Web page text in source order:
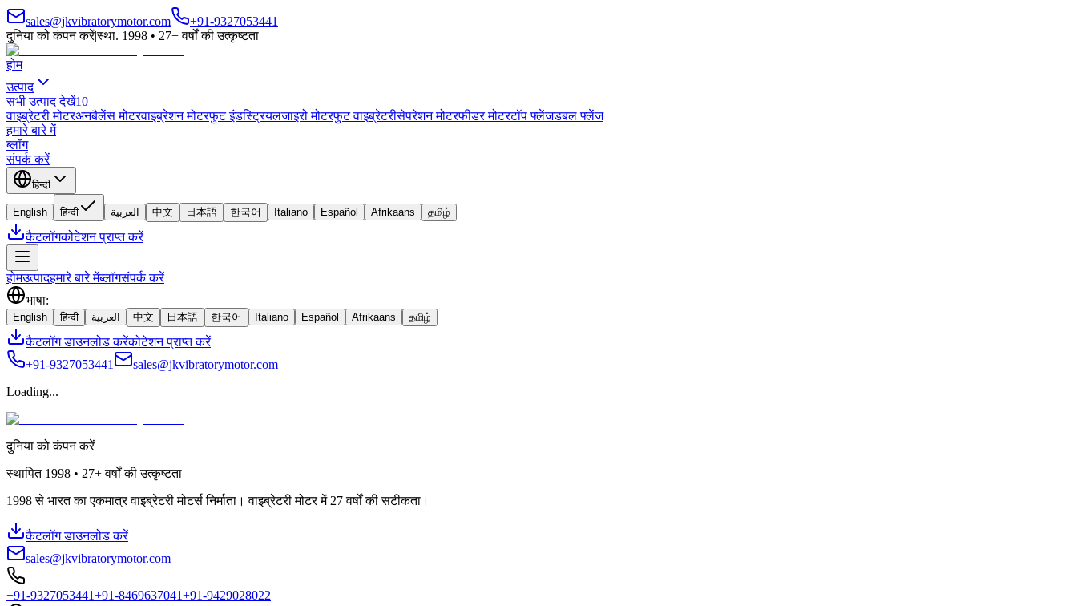
sales@jkvibratorymotor.com
+91-9327053441
दुनिया को कंपन करें|स्था. 1998 • 27+ वर्षों की उत्कृष्टता
होम
उत्पाद
सभी उत्पाद देखें10
वाइब्रेटरी मोटरअनबैलेंस मोटरवाइब्रेशन मोटरफुट इंडस्ट्रियलजाइरो मोटरफुट वाइब्रेटरीसेपरेशन मोटरफीडर मोटरटॉप फ्लेंजडबल फ्लेंज
हमारे बारे में
ब्लॉग
संपर्क करें
हिन्दी
English हिन्दी العربية 中文 日本語 한국어 Italiano Español Afrikaans தமிழ்
कैटलॉगकोटेशन प्राप्त करें
होमउत्पादहमारे बारे मेंब्लॉगसंपर्क करें
भाषा:
English हिन्दी العربية 中文 日本語 한국어 Italiano Español Afrikaans தமிழ்
कैटलॉग डाउनलोड करेंकोटेशन प्राप्त करें
+91-9327053441
sales@jkvibratorymotor.com
Loading...
दुनिया को कंपन करें
स्थापित1998 • 27+वर्षों की उत्कृष्टता
1998 से भारत का एकमात्र वाइब्रेटरी मोटर्स निर्माता। वाइब्रेटरी मोटर में 27 वर्षों की सटीकता।
कैटलॉग डाउनलोड करें
sales@jkvibratorymotor.com
+91-9327053441+91-8469637041+91-9429028022